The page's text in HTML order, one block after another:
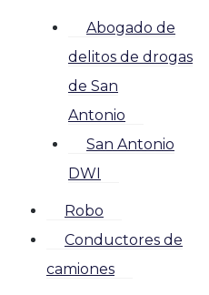
Abogado de
delitos de drogas
de San
Antonio
San Antonio
DWI
Robo
Conductores de
camiones